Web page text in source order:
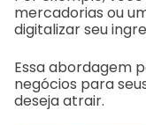
mercadorias ou
digitalizar seu
Essa abordagem
negócios para
deseja atrair.